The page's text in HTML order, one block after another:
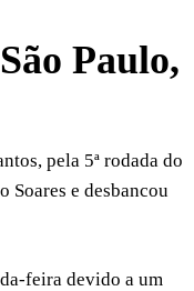
Paulo,
pela 5ª rodada do
e desbancou
feira devido a um